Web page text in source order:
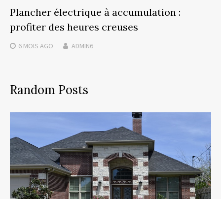
Plancher électrique à accumulation :
profiter des heures creuses
6 MOIS AGO ADMIN6
Random Posts